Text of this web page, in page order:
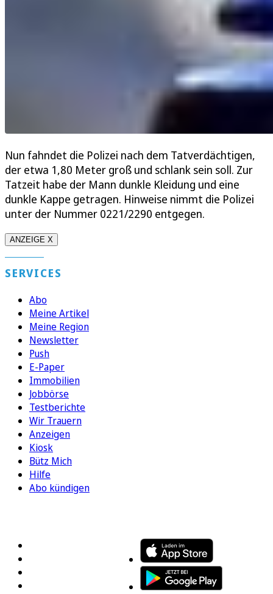
Nun fahndet die Polizei nach dem Tatverdächtigen,
der etwa 1,80 Meter groß und schlank sein soll. Zur
Tatzeit habe der Mann dunkle Kleidung und eine
dunkle Kappe getragen. Hinweise nimmt die Polizei
unter der Nummer 0221/2290 entgegen.
ANZEIGE X
SERVICES
Abo
Meine Artikel
Meine Region
Newsletter
Push
E-Paper
Immobilien
Jobbörse
Testberichte
Wir Trauern
Anzeigen
Kiosk
Bütz Mich
Hilfe
Abo kündigen